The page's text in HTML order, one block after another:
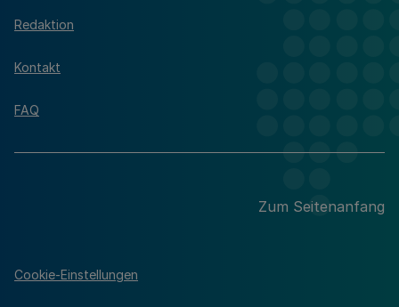
Redaktion
Kontakt
FAQ
Zum Seitenanfang
Cookie-Einstellungen